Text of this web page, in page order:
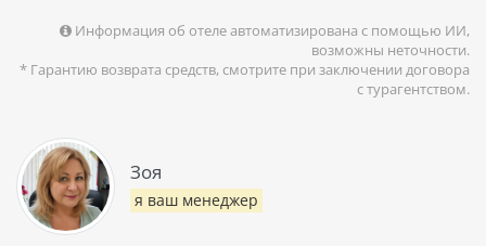
Информация об отеле автоматизирована с помощью ИИ,
возможны неточности.
* Гарантию возврата средств, смотрите при заключении договора
с турагентством.
Зоя
я ваш менеджер